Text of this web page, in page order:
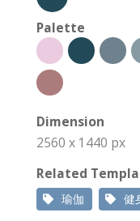
Palette
Dimension
2560 x 1440 px
Related
瑜伽 健